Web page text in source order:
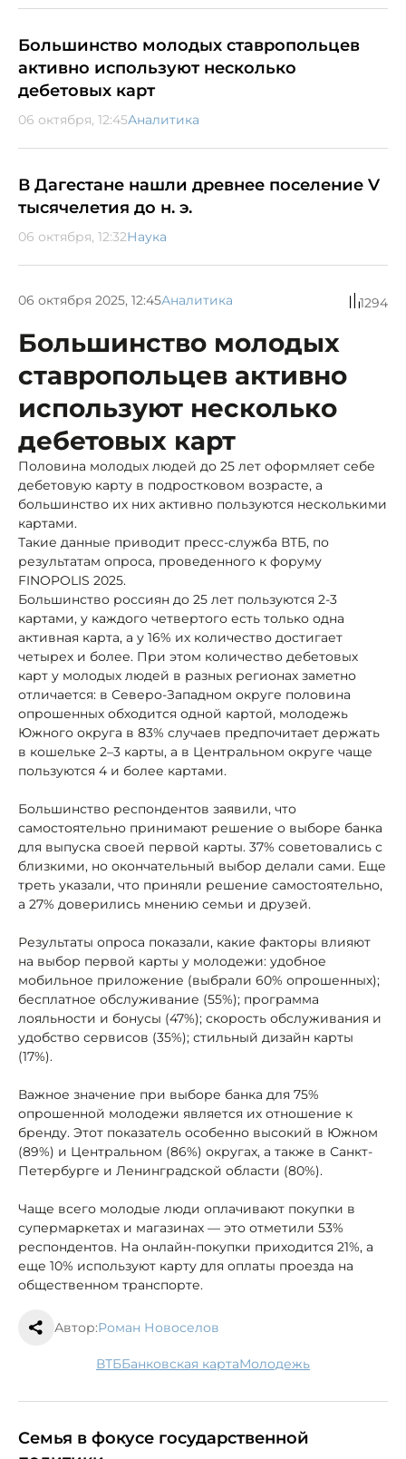
Большинство молодых ставропольцев
активно используют несколько
дебетовых карт
06 октября, 12:45Аналитика
В Дагестане нашли древнее поселение V
тысячелетия до н. э.
06 октября, 12:32Наука
06 октября 2025, 12:45Аналитика 1294
Большинство молодых
ставропольцев активно
используют несколько
дебетовых карт
Половина молодых людей до 25 лет оформляет себе
дебетовую карту в подростковом возрасте, а
большинство их них активно пользуются несколькими
картами.
Такие данные приводит пресс-служба ВТБ, по
результатам опроса, проведенного к форуму
FINOPOLIS 2025.
Большинство россиян до 25 лет пользуются 2-3
картами, у каждого четвертого есть только одна
активная карта, а у 16% их количество достигает
четырех и более. При этом количество дебетовых
карт у молодых людей в разных регионах заметно
отличается: в Северо-Западном округе половина
опрошенных обходится одной картой, молодежь
Южного округа в 83% случаев предпочитает держать
в кошельке 2–3 карты, а в Центральном округе чаще
пользуются 4 и более картами.
Большинство респондентов заявили, что
самостоятельно принимают решение о выборе банка
для выпуска своей первой карты. 37% советовались с
близкими, но окончательный выбор делали сами. Еще
треть указали, что приняли решение самостоятельно,
а 27% доверились мнению семьи и друзей.
Результаты опроса показали, какие факторы влияют
на выбор первой карты у молодежи: удобное
мобильное приложение (выбрали 60% опрошенных);
бесплатное обслуживание (55%); программа
лояльности и бонусы (47%); скорость обслуживания и
удобство сервисов (35%); стильный дизайн карты
(17%).
Важное значение при выборе банка для 75%
опрошенной молодежи является их отношение к
бренду. Этот показатель особенно высокий в Южном
(89%) и Центральном (86%) округах, а также в Санкт-
Петербурге и Ленинградской области (80%).
Чаще всего молодые люди оплачивают покупки в
супермаркетах и магазинах — это отметили 53%
респондентов. На онлайн-покупки приходится 21%, а
еще 10% используют карту для оплаты проезда на
общественном транспорте.
Автор:Роман Новоселов
ВТБ банковская карта молодежь
Семья в фокусе государственной